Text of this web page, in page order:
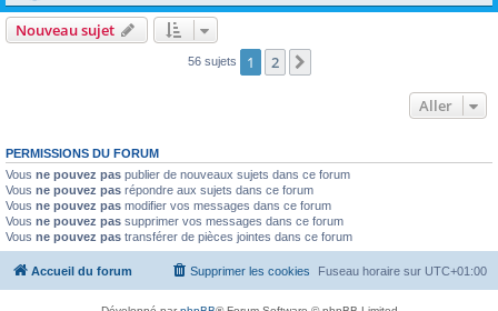
Nouveau sujet
56 sujets 1 2
Aller
PERMISSIONS DU FORUM
Vous ne pouvez pas publier de nouveaux sujets dans ce forum
Vous ne pouvez pas répondre aux sujets dans ce forum
Vous ne pouvez pas modifier vos messages dans ce forum
Vous ne pouvez pas supprimer vos messages dans ce forum
Vous ne pouvez pas transférer de pièces jointes dans ce forum
Accueil du forum Fuseau horaire sur UTC+01:00
Supprimer les cookies